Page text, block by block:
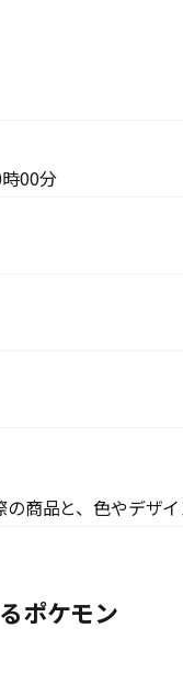
00分
商品と、色やデザイ
ポケモン